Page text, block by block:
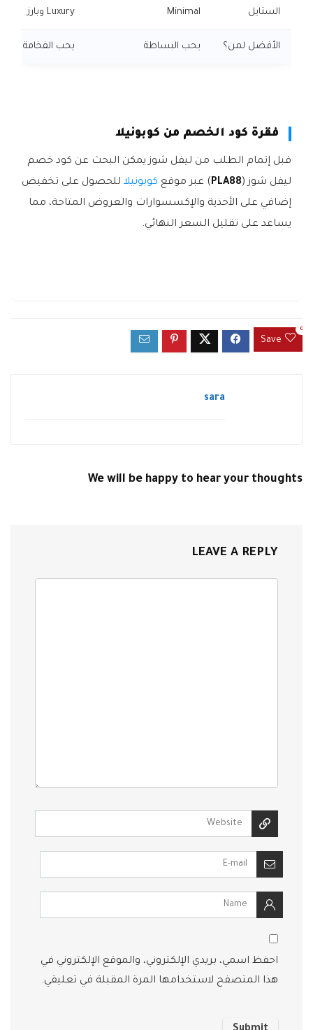
الستايل Minimal Luxury وبارز
الأفضل لمن؟ يحب البساطة يحب الفخامة
فقرة كود الخصم من كوبونيلا
قبل إتمام الطلب من ليفل شوز يمكن البحث عن كود خصم
ليفل شوز (PLA88) عبر موقع كوبونيلا للحصول على تخفيض
إضافي على الأحذية والإكسسوارات والعروض المتاحة، مما
يساعد على تقليل السعر النهائي.
Save
0
sara
We will be happy to hear your thoughts
LEAVE A REPLY
احفظ اسمي، بريدي الإلكتروني، والموقع الإلكتروني في
هذا المتصفح لاستخدامها المرة المقبلة في تعليقي.